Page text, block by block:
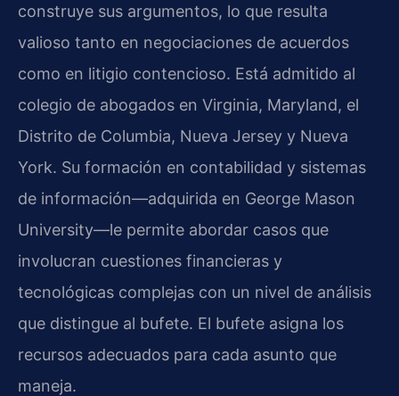
construye sus argumentos, lo que resulta
valioso tanto en negociaciones de acuerdos
como en litigio contencioso. Está admitido al
colegio de abogados en Virginia, Maryland, el
Distrito de Columbia, Nueva Jersey y Nueva
York. Su formación en contabilidad y sistemas
de información—adquirida en George Mason
University—le permite abordar casos que
involucran cuestiones financieras y
tecnológicas complejas con un nivel de análisis
que distingue al bufete. El bufete asigna los
recursos adecuados para cada asunto que
maneja.